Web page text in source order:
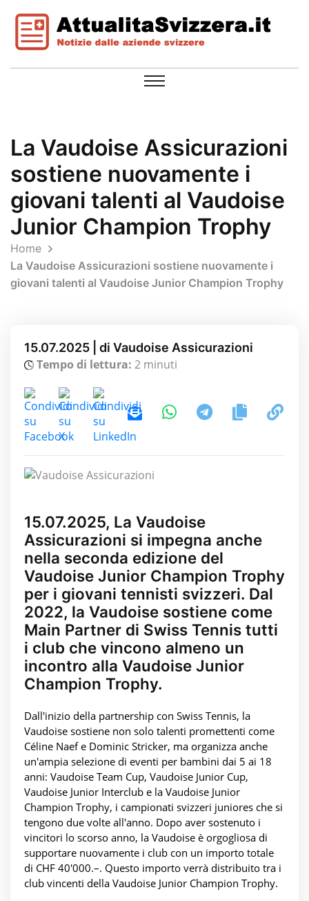
La Vaudoise Assicurazioni
sostiene nuovamente i
giovani talenti al Vaudoise
Junior Champion Trophy
Home
La Vaudoise Assicurazioni sostiene nuovamente i
giovani talenti al Vaudoise Junior Champion Trophy
15.07.2025 | di Vaudoise Assicurazioni
Tempo di lettura: 2 minuti
15.07.2025, La Vaudoise
Assicurazioni si impegna anche
nella seconda edizione del
Vaudoise Junior Champion Trophy
per i giovani tennisti svizzeri. Dal
2022, la Vaudoise sostiene come
Main Partner di Swiss Tennis tutti
i club che vincono almeno un
incontro alla Vaudoise Junior
Champion Trophy.
Dall'inizio della partnership con Swiss Tennis, la
Vaudoise sostiene non solo talenti promettenti come
Céline Naef e Dominic Stricker, ma organizza anche
un'ampia selezione di eventi per bambini dai 5 ai 18
anni: Vaudoise Team Cup, Vaudoise Junior Cup,
Vaudoise Junior Interclub e la Vaudoise Junior
Champion Trophy, i campionati svizzeri juniores che si
tengono due volte all'anno. Dopo aver sostenuto i
vincitori lo scorso anno, la Vaudoise è orgogliosa di
supportare nuovamente i club con un importo totale
di CHF 40'000.–. Questo importo verrà distribuito tra i
club vincenti della Vaudoise Junior Champion Trophy.